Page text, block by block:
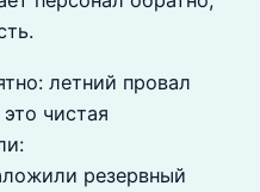
летний провал
чистая
резервный